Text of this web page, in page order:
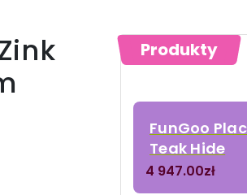
Produkty
FunGoo
Teak Hide
4 947.00zł